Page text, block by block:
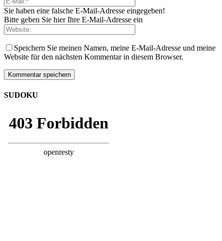
Sie haben eine falsche E-Mail-Adresse eingegeben!
Bitte geben Sie hier Ihre E-Mail-Adresse ein
Speichern Sie meinen Namen, meine E-Mail-Adresse und meine
Website für den nächsten Kommentar in diesem Browser.
SUDOKU